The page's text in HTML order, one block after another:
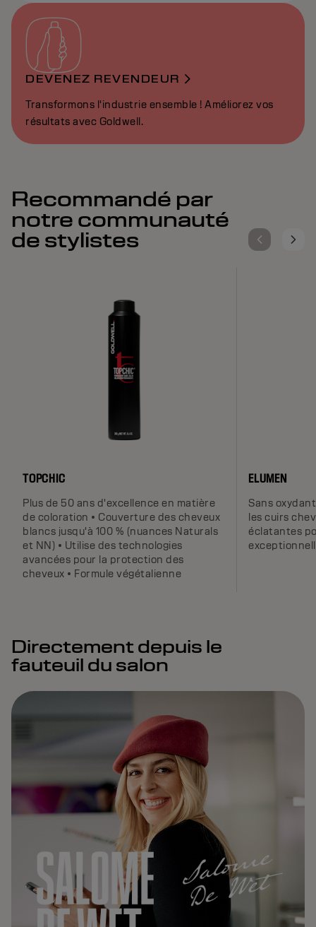
DEVENEZ REVENDEUR
Transformons l'industrie ensemble ! Améliorez vos
résultats avec Goldwell.
Recommandé par
notre communauté
de stylistes
TOPCHIC
Plus de 50 ans d'excellence en matière
de coloration • Couverture des cheveux
blancs jusqu'à 100 % (nuances Naturals
et NN) • Utilise des technologies
avancées pour la protection des
cheveux • Formule végétalienne
ELUMEN
Sans
les cuirs
éclatantes
Directement depuis le
fauteuil du salon